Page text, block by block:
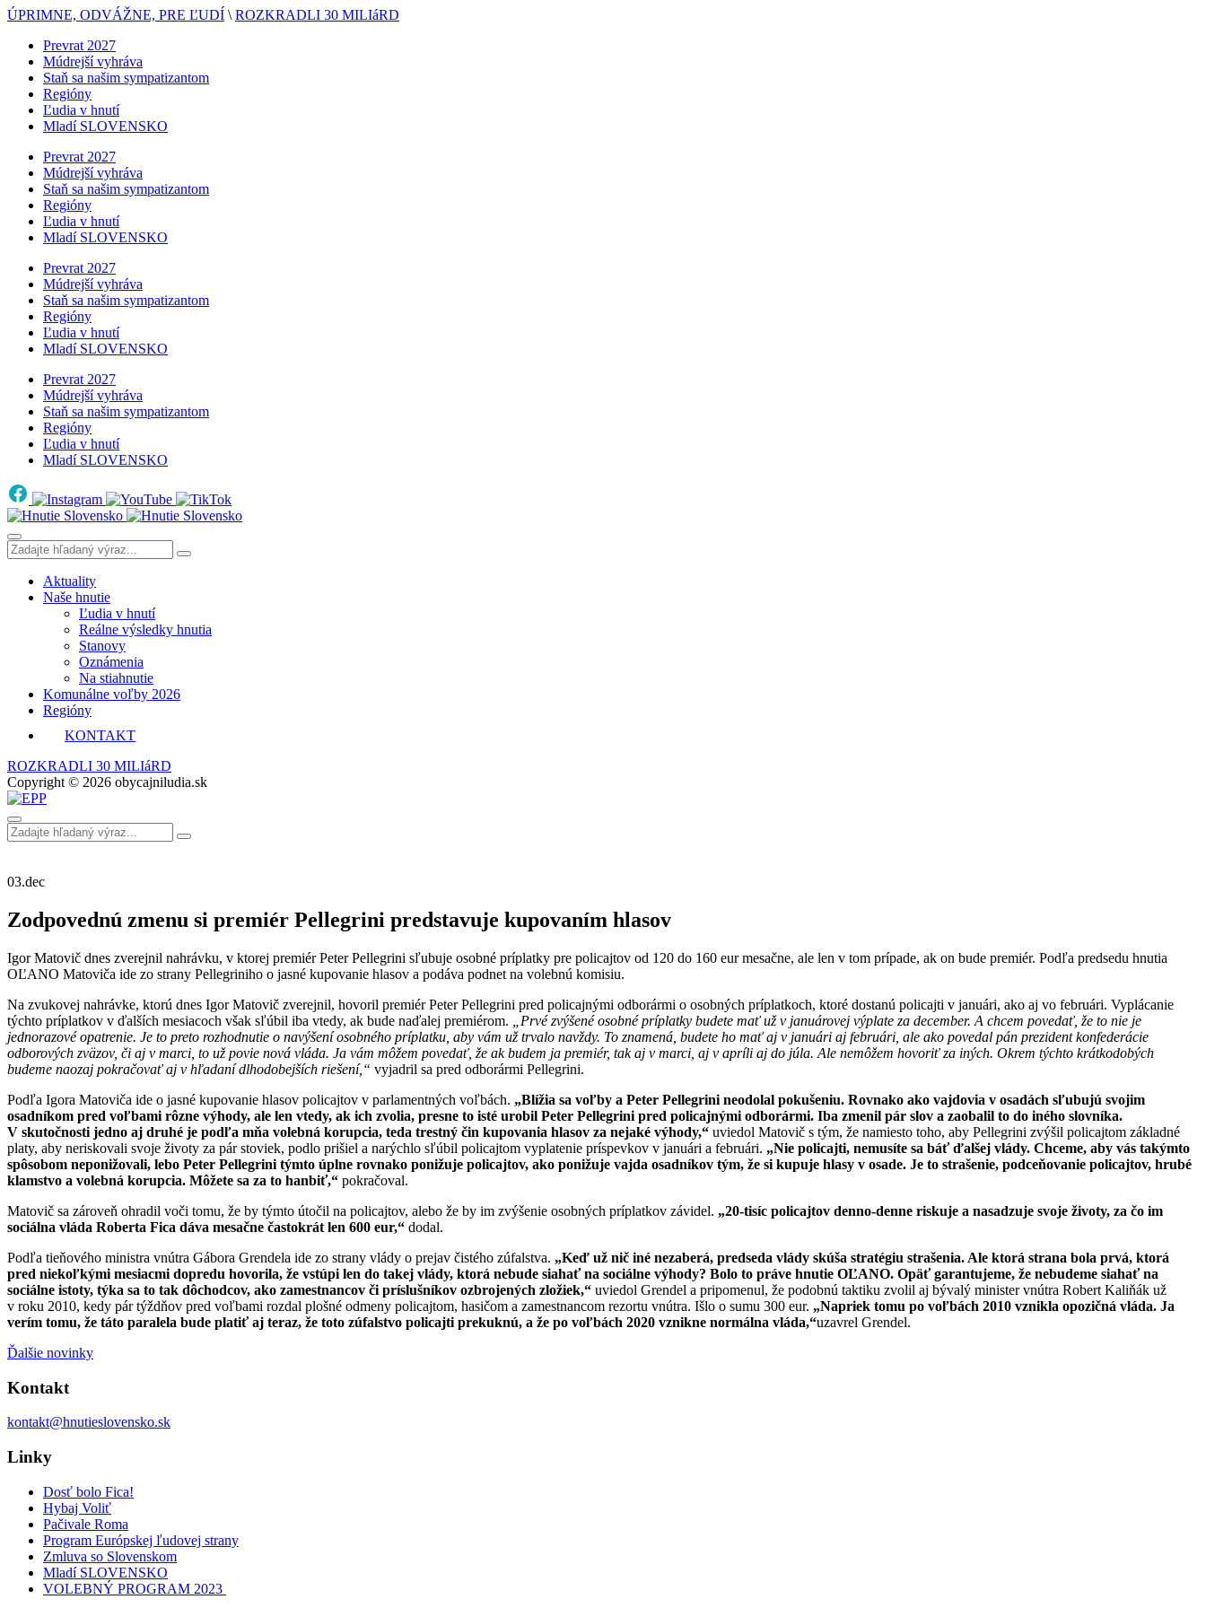
ÚPRIMNE, ODVÁŽNE, PRE ĽUDÍ \ ROZKRADLI 30 MILIáRD
Prevrat 2027
Múdrejší vyhráva
Staň sa našim sympatizantom
Regióny
Ľudia v hnutí
Mladí SLOVENSKO
Prevrat 2027
Múdrejší vyhráva
Staň sa našim sympatizantom
Regióny
Ľudia v hnutí
Mladí SLOVENSKO
Prevrat 2027
Múdrejší vyhráva
Staň sa našim sympatizantom
Regióny
Ľudia v hnutí
Mladí SLOVENSKO
Prevrat 2027
Múdrejší vyhráva
Staň sa našim sympatizantom
Regióny
Ľudia v hnutí
Mladí SLOVENSKO
Aktuality
Naše hnutie
Ľudia v hnutí
Reálne výsledky hnutia
Stanovy
Oznámenia
Na stiahnutie
Komunálne voľby 2026
Regióny
KONTAKT
ROZKRADLI 30 MILIáRD
Copyright © 2026 obycajniludia.sk
03.dec
Zodpovednú zmenu si premiér Pellegrini predstavuje kupovaním hlasov
Igor Matovič dnes zverejnil nahrávku, v ktorej premiér Peter Pellegrini sľubuje osobné príplatky pre policajtov od 120 do 160 eur mesačne, ale len v tom prípade, ak on bude premiér. Podľa predsedu hnutia
OĽANO Matoviča ide zo strany Pellegriniho o jasné kupovanie hlasov a podáva podnet na volebnú komisiu.
Na zvukovej nahrávke, ktorú dnes Igor Matovič zverejnil, hovoril premiér Peter Pellegrini pred policajnými odborármi o osobných príplatkoch, ktoré dostanú policajti v januári, ako aj vo februári. Vyplácanie
týchto príplatkov v ďalších mesiacoch však sľúbil iba vtedy, ak bude naďalej premiérom.
„Prvé zvýšené osobné príplatky budete mať už v januárovej výplate za december. A chcem povedať, že to nie je
jednorazové opatrenie. Je to preto rozhodnutie o navýšení osobného príplatku, aby vám už trvalo navždy. To znamená, budete ho mať aj v januári aj februári, ale ako povedal pán prezident konfederácie
odborových zväzov, či aj v marci, to už povie nová vláda. Ja vám môžem povedať, že ak budem ja premiér, tak aj v marci, aj v apríli aj do júla. Ale nemôžem hovoriť za iných. Okrem týchto krátkodobých
budeme naozaj pokračovať aj v hľadaní dlhodobejších riešení,“ vyjadril sa pred odborármi Pellegrini.
Podľa Igora Matoviča ide o jasné kupovanie hlasov policajtov v parlamentných voľbách. „Blížia sa voľby a Peter Pellegrini neodolal pokušeniu. Rovnako ako vajdovia v osadách sľubujú svojim
osadníkom pred voľbami rôzne výhody, ale len vtedy, ak ich zvolia, presne to isté urobil Peter Pellegrini pred policajnými odborármi. Iba zmenil pár slov a zaobalil to do iného slovníka.
V skutočnosti jedno aj druhé je podľa mňa volebná korupcia, teda trestný čin kupovania hlasov za nejaké výhody,“ uviedol Matovič s tým, že namiesto toho, aby Pellegrini zvýšil policajtom základné
platy, aby neriskovali svoje životy za pár stoviek, podlo prišiel a narýchlo sľúbil policajtom vyplatenie príspevkov v januári a februári. „Nie policajti, nemusíte sa báť ďalšej vlády. Chceme, aby vás takýmto
spôsobom neponižovali, lebo Peter Pellegrini týmto úplne rovnako ponižuje policajtov, ako ponižuje vajda osadníkov tým, že si kupuje hlasy v osade. Je to strašenie, podceňovanie policajtov, hrubé
klamstvo a volebná korupcia. Môžete sa za to hanbiť,“ pokračoval.
Matovič sa zároveň ohradil voči tomu, že by týmto útočil na policajtov, alebo že by im zvýšenie osobných príplatkov závidel. „20-tisíc policajtov denno-denne riskuje a nasadzuje svoje životy, za čo im
sociálna vláda Roberta Fica dáva mesačne častokrát len 600 eur,“ dodal.
Podľa tieňového ministra vnútra Gábora Grendela ide zo strany vlády o prejav čistého zúfalstva. „Keď už nič iné nezaberá, predseda vlády skúša stratégiu strašenia. Ale ktorá strana bola prvá, ktorá
pred niekoľkými mesiacmi dopredu hovorila, že vstúpi len do takej vlády, ktorá nebude siahať na sociálne výhody? Bolo to práve hnutie OĽANO. Opäť garantujeme, že nebudeme siahať na
sociálne istoty, týka sa to tak dôchodcov, ako zamestnancov či príslušníkov ozbrojených zložiek,“ uviedol Grendel a pripomenul, že podobnú taktiku zvolil aj bývalý minister vnútra Robert Kaliňák už
v roku 2010, kedy pár týždňov pred voľbami rozdal plošné odmeny policajtom, hasičom a zamestnancom rezortu vnútra. Išlo o sumu 300 eur. „Napriek tomu po voľbách 2010 vznikla opozičná vláda. Ja
verím tomu, že táto paralela bude platiť aj teraz, že toto zúfalstvo policajti prekuknú, a že po voľbách 2020 vznikne normálna vláda,“uzavrel Grendel.
Ďalšie novinky
Kontakt
kontakt@hnutieslovensko.sk
Linky
Dosť bolo Fica!
Hybaj Voliť
Pačivale Roma
Program Európskej ľudovej strany
Zmluva so Slovenskom
Mladí SLOVENSKO
VOLEBNÝ PROGRAM 2023